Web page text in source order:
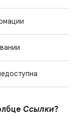
Ссылки?